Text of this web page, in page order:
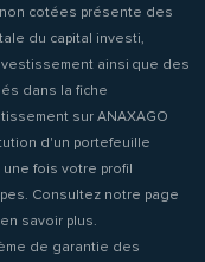
cotées présente des
du capital investi,
ainsi que des
dans la fiche
sur ANAXAGO
d'un portefeuille
fois votre profil
Consultez notre page
savoir plus.
de garantie des